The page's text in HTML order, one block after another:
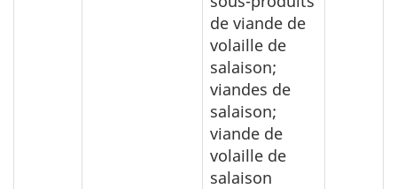
de viande de
volaille de
salaison;
viandes de
salaison;
viande de
volaille de
salaison